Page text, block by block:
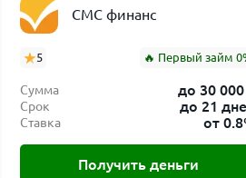
и пеней. В договоре с МФО
займа через личный кабинет
увеличит итоговую переплату
долг, чтобы снизить
СМС финанс
5 🔥 Первый займ
Сумма до 30
Срок до 21
Ставка от
Получить деньги